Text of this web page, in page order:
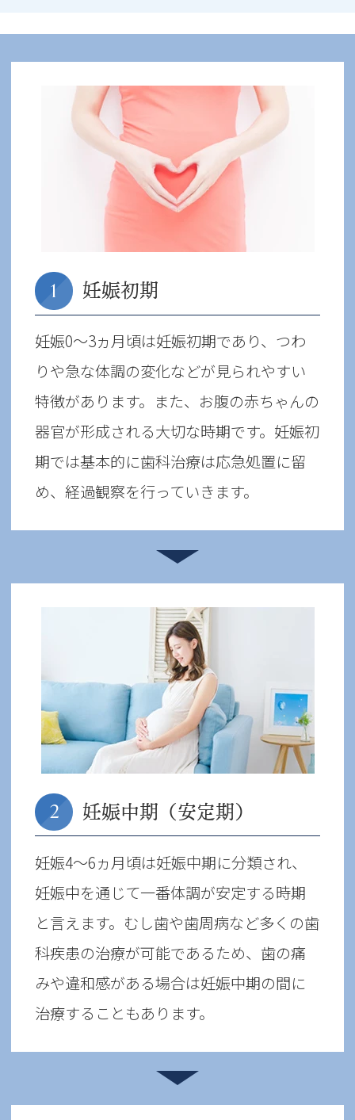
1 妊娠初期
妊娠0〜3ヵ月頃は妊娠初期であり、つわ
りや急な体調の変化などが見られやすい
特徴があります。また、お腹の赤ちゃんの
器官が形成される大切な時期です。妊娠初
期では基本的に歯科治療は応急処置に留
め、経過観察を行っていきます。
2 妊娠中期（安定期）
妊娠4〜6ヵ月頃は妊娠中期に分類され、
妊娠中を通じて一番体調が安定する時期
と言えます。むし歯や歯周病など多くの歯
科疾患の治療が可能であるため、歯の痛
みや違和感がある場合は妊娠中期の間に
治療することもあります。